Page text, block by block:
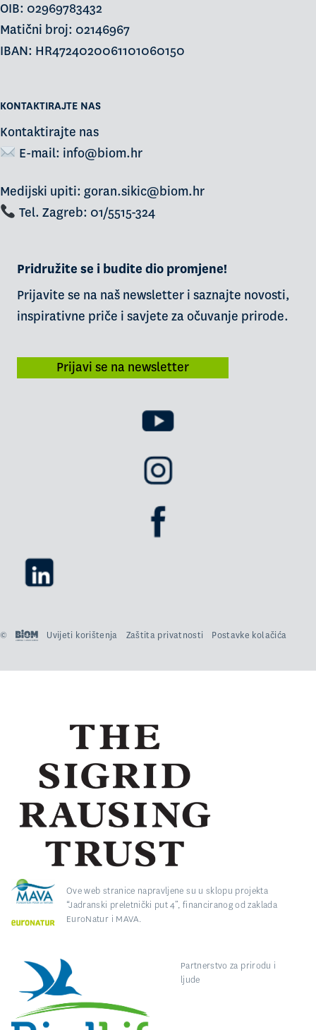
OIB: 02969783432
Matični broj: 02146967
IBAN: HR4724020061101060150
KONTAKTIRAJTE NAS
Kontaktirajte nas
E-mail: info@biom.hr
Medijski upiti: goran.sikic@biom.hr
Tel. Zagreb: 01/5515-324
Pridružite se i budite dio promjene!
Prijavite se na naš newsletter i saznajte novosti,
inspirativne priče i savjete za očuvanje prirode.
Prijavi se na newsletter
© Uvijeti korištenja Zaštita privatnosti Postavke kolačića
Ove web stranice napravljene su u sklopu projekta
“Jadranski preletnički put 4”, financiranog od zaklada
EuroNatur i MAVA.
Partnerstvo za prirodu i
ljude